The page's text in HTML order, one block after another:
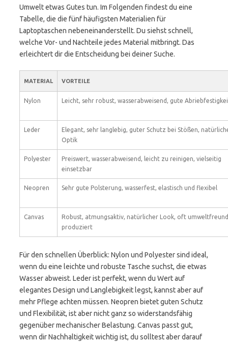
Umwelt etwas Gutes tun. Im Folgenden findest du eine
Tabelle, die die fünf häufigsten Materialien für
Laptoptaschen nebeneinanderstellt. Du siehst schnell,
welche Vor- und Nachteile jedes Material mitbringt. Das
erleichtert dir die Entscheidung bei deiner Suche.
MATERIAL VORTEILE
Nylon Leicht, sehr robust, wasserabweisend, gute
Leder
Elegant, sehr langlebig, guter Schutz bei Stößen,
Optik
Polyester
Preiswert, wasserabweisend, leicht zu reinigen, vielseitig
einsetzbar
Neopren Sehr gute Polsterung, wasserfest, elastisch und flexibel
Canvas
Robust, atmungsaktiv, natürlicher Look, oft
produziert
Für den schnellen Überblick: Nylon und Polyester sind ideal,
wenn du eine leichte und robuste Tasche suchst, die etwas
Wasser abweist. Leder ist perfekt, wenn du Wert auf
elegantes Design und Langlebigkeit legst, kannst aber auf
mehr Pflege achten müssen. Neopren bietet guten Schutz
und Flexibilität, ist aber nicht ganz so widerstandsfähig
gegenüber mechanischer Belastung. Canvas passt gut,
wenn dir Nachhaltigkeit wichtig ist, du solltest aber darauf